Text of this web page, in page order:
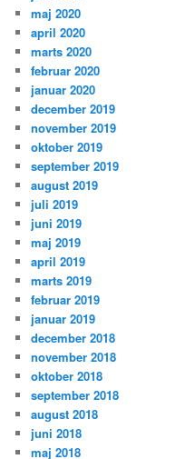
maj 2020
april 2020
marts 2020
februar 2020
januar 2020
december 2019
november 2019
oktober 2019
september 2019
august 2019
juli 2019
juni 2019
maj 2019
april 2019
marts 2019
februar 2019
januar 2019
december 2018
november 2018
oktober 2018
september 2018
august 2018
juni 2018
maj 2018